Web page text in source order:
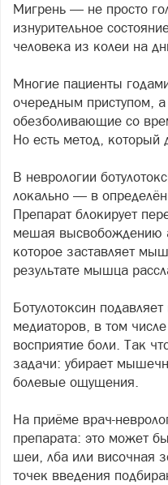
Мигрень — не просто
изнурительное
человека из колеи на
Многие пациенты
очередным приступом,
обезболивающие со
Но есть метод, который
В неврологии
локально — в
Препарат блокирует
мешая высвобождению
которое заставляет
результате мышца
Ботулотоксин
медиаторов, в том
восприятие боли. Так
задачи: убирает
болевые ощущения.
На приёме врач-
препарата: это может
шеи, лба или височная
точек введения